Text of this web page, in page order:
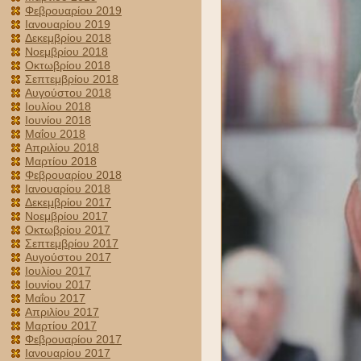
Φεβρουαρίου 2019
Ιανουαρίου 2019
Δεκεμβρίου 2018
Νοεμβρίου 2018
Οκτωβρίου 2018
Σεπτεμβρίου 2018
Αυγούστου 2018
Ιουλίου 2018
Ιουνίου 2018
Μαΐου 2018
Απριλίου 2018
Μαρτίου 2018
Φεβρουαρίου 2018
Ιανουαρίου 2018
Δεκεμβρίου 2017
Νοεμβρίου 2017
Οκτωβρίου 2017
Σεπτεμβρίου 2017
Αυγούστου 2017
Ιουλίου 2017
Ιουνίου 2017
Μαΐου 2017
Απριλίου 2017
Μαρτίου 2017
Φεβρουαρίου 2017
Ιανουαρίου 2017